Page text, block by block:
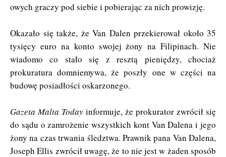
owych graczy pod siebie i pobierając za nich prowizję.
Okazało się także, że Van Dalen przekierował około 35
tysięcy euro na konto swojej żony na Filipinach. Nie
wiadomo co stało się z resztą pieniędzy, chociaż
prokuratura domniemywa, że poszły one w części na
budowę posiadłości oskarzonego.
Gazeta Malta Today informuje, że prokurator zwrócił się
do sądu o zamrożenie wszystkich kont Van Dalena i jego
żony na czas trwania śledztwa. Prawnik pana Van Dalena,
Joseph Ellis zwrócił uwagę, że to nie jest w żaden sposób